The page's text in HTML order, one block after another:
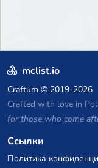
mclist.io
Craftum © 2019-2026
Crafted with love in
for those who come
Ссылки
Политика